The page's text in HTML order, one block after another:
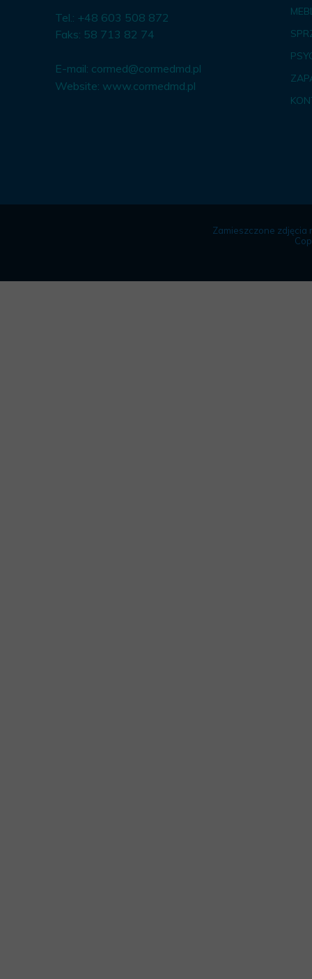
Tel.: +48 603 508 872
Faks: 58 713 82 74
E-mail: cormed@cormedmd.pl
Website: www.cormedmd.pl
Zamieszczone